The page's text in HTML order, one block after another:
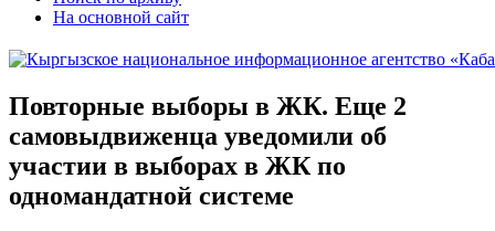
На основной сайт
Повторные выборы в ЖК. Еще 2
самовыдвиженца уведомили об
участии в выборах в ЖК по
одномандатной системе